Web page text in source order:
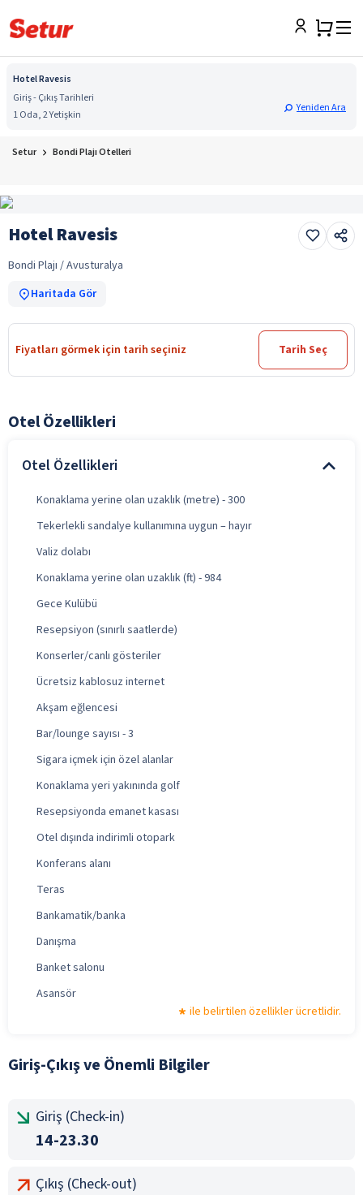
Hotel Ravesis
Giriş - Çıkış Tarihleri
1 Oda, 2 Yetişkin
Yeniden Ara
Setur Bondi Plajı Otelleri
Hotel Ravesis
Bondi Plajı / Avusturalya
Haritada Gör
Fiyatları görmek için tarih seçiniz Tarih Seç
Otel Özellikleri
Otel Özellikleri
Konaklama yerine olan uzaklık (metre) - 300
Tekerlekli sandalye kullanımına uygun – hayır
Valiz dolabı
Konaklama yerine olan uzaklık (ft) - 984
Gece Kulübü
Resepsiyon (sınırlı saatlerde)
Konserler/canlı gösteriler
Ücretsiz kablosuz internet
Akşam eğlencesi
Bar/lounge sayısı - 3
Sigara içmek için özel alanlar
Konaklama yeri yakınında golf
Resepsiyonda emanet kasası
Otel dışında indirimli otopark
Konferans alanı
Teras
Bankamatik/banka
Danışma
Banket salonu
Asansör
ile belirtilen özellikler ücretlidir.
Giriş-Çıkış ve Önemli Bilgiler
Giriş (Check-in)
14-23.30
Çıkış (Check-out)